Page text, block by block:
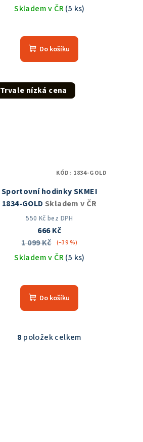
Skladem v ČR(5 ks)
hodnocení
produktu
je
z
5
Do košíku
Trvale nízká cena
Sportovní hodinky SKMEI
1834-GOLD Skladem v ČR
550 Kč bez DPH
666 Kč
1 099 Kč
(–39 %)
Skladem v ČR(5 ks)
hodnocení
produktu
je
z
Do košíku
KÓD: 1834-GOLD
O
8 položek celkem